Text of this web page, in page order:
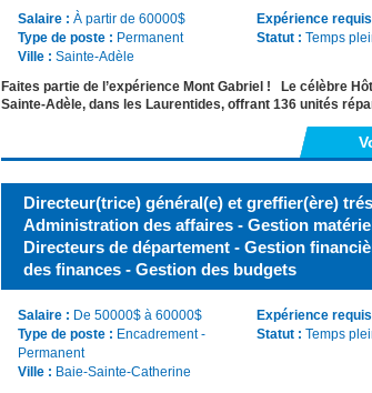
Salaire : À partir de 60000$
Type de poste : Permanent
Ville : Sainte-Adèle
Expérience
Statut : Temps
Faites partie de l’expérience Mont Gabriel ! Le célèbre
Sainte-Adèle, dans les Laurentides, offrant 136 unités
Directeur(trice) général(e) et greffier(ère)
Administration des affaires - Gestion
Directeurs de département - Gestion
des finances - Gestion des budgets
Salaire : De 50000$ à 60000$
Type de poste : Encadrement -
Permanent
Ville : Baie-Sainte-Catherine
Expérience
Statut : Temps